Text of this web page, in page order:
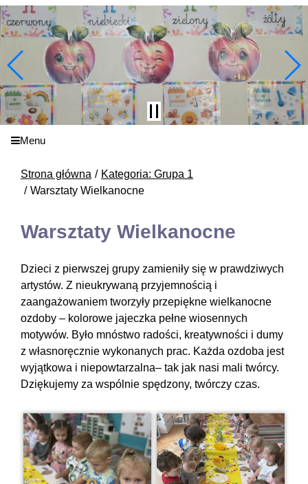
Menu
Strona główna
Kategoria: Grupa 1
Warsztaty Wielkanocne
Warsztaty Wielkanocne
Dzieci z pierwszej grupy zamieniły się w prawdziwych
artystów. Z nieukrywaną przyjemnością i
zaangażowaniem tworzyły przepiękne wielkanocne
ozdoby – kolorowe jajeczka pełne wiosennych
motywów. Było mnóstwo radości, kreatywności i dumy
z własnoręcznie wykonanych prac. Każda ozdoba jest
wyjątkowa i niepowtarzalna– tak jak nasi mali twórcy.
Dziękujemy za wspólnie spędzony, twórczy czas.